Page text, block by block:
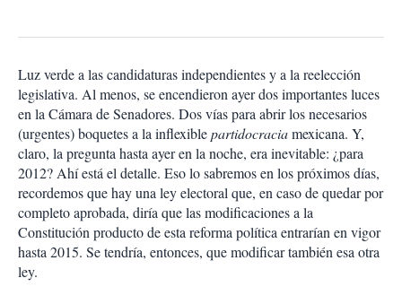
c
m
p
a
t
i
r
Luz verde a las candidaturas independientes y a la reelección
legislativa. Al menos, se encendieron ayer dos importantes luces
en la Cámara de Senadores. Dos vías para abrir los necesarios
(urgentes) boquetes a la inflexiblepartidocraciamexicana. Y,
claro, la pregunta hasta ayer en la noche, era inevitable: ¿para
2012? Ahí está el detalle. Eso lo sabremos en los próximos días,
recordemos que hay una ley electoral que, en caso de quedar por
completo aprobada, diría que las modificaciones a la
Constitución producto de esta reforma política entrarían en vigor
hasta 2015. Se tendría, entonces, que modificar también esa otra
ley.